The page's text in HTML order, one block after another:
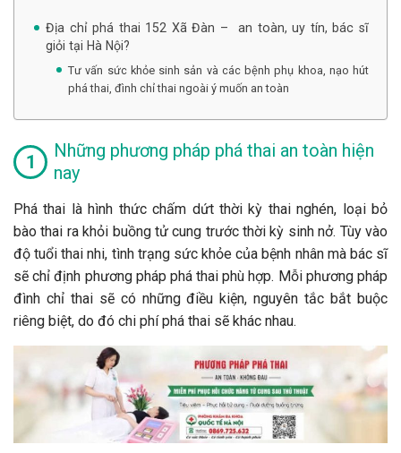
Địa chỉ phá thai 152 Xã Đàn – an toàn, uy tín, bác sĩ
giỏi tại Hà Nội?
Tư vấn sức khỏe sinh sản và các bệnh phụ khoa, nạo hút
phá thai, đình chỉ thai ngoài ý muốn an toàn
Những phương pháp phá thai an toàn hiện
nay
Phá thai là hình thức chấm dứt thời kỳ thai nghén, loại bỏ
bào thai ra khỏi buồng tử cung trước thời kỳ sinh nở. Tùy vào
độ tuổi thai nhi, tình trạng sức khỏe của bệnh nhân mà bác sĩ
sẽ chỉ định phương pháp phá thai phù hợp. Mỗi phương pháp
đình chỉ thai sẽ có những điều kiện, nguyên tắc bắt buộc
riêng biệt, do đó chi phí phá thai sẽ khác nhau.